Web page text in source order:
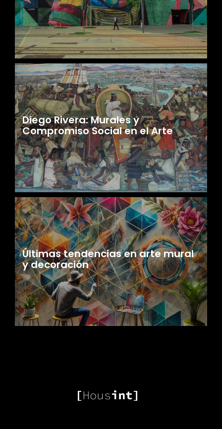
Diego Rivera: Murales y
Compromiso Social en el Arte
Últimas tendencias en arte mural
y decoración